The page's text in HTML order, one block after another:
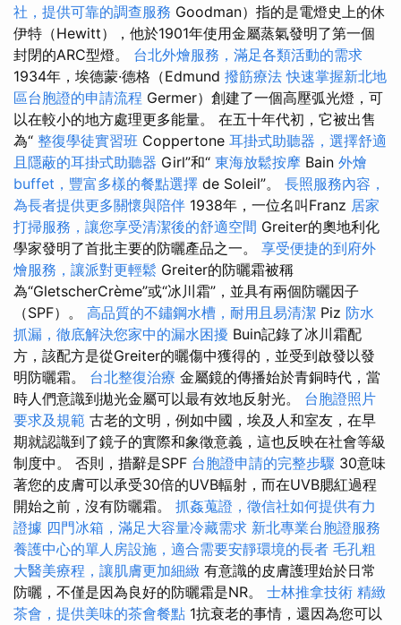
社，提供可靠的調查服務 Goodman）指的是電燈史上的休
伊特（Hewitt），他於1901年使用金屬蒸氣發明了第一個
封閉的ARC型燈。 台北外燴服務，滿足各類活動的需求
1934年，埃德蒙·德格（Edmund 撥筋療法 快速掌握新北地
區台胞證的申請流程 Germer）創建了一個高壓弧光燈，可
以在較小的地方處理更多能量。 在五十年代初，它被出售
為“ 整復學徒實習班 Coppertone 耳掛式助聽器，選擇舒適
且隱蔽的耳掛式助聽器 Girl”和“ 東海放鬆按摩 Bain 外燴
buffet，豐富多樣的餐點選擇 de Soleil”。 長照服務內容，
為長者提供更多關懷與陪伴 1938年，一位名叫Franz 居家
打掃服務，讓您享受清潔後的舒適空間 Greiter的奧地利化
學家發明了首批主要的防曬產品之一。 享受便捷的到府外
燴服務，讓派對更輕鬆 Greiter的防曬霜被稱
為“GletscherCrème”或“冰川霜”，並具有兩個防曬因子
（SPF）。 高品質的不鏽鋼水槽，耐用且易清潔 Piz 防水
抓漏，徹底解決您家中的漏水困擾 Buin記錄了冰川霜配
方，該配方是從Greiter的曬傷中獲得的，並受到啟發以發
明防曬霜。 台北整復治療 金屬鏡的傳播始於青銅時代，當
時人們意識到拋光金屬可以最有效地反射光。 台胞證照片
要求及規範 古老的文明，例如中國，埃及人和室友，在早
期就認識到了鏡子的實際和象徵意義，這也反映在社會等級
制度中。 否則，措辭是SPF 台胞證申請的完整步驟 30意味
著您的皮膚可以承受30倍的UVB輻射，而在UVB腮紅過程
開始之前，沒有防曬霜。 抓姦蒐證，徵信社如何提供有力
證據 四門冰箱，滿足大容量冷藏需求 新北專業台胞證服務
養護中心的單人房設施，適合需要安靜環境的長者 毛孔粗
大醫美療程，讓肌膚更加細緻 有意識的皮膚護理始於日常
防曬，不僅是因為良好的防曬霜是NR。 士林推拿技術 精緻
茶會，提供美味的茶會餐點 1抗衰老的事情，還因為您可以